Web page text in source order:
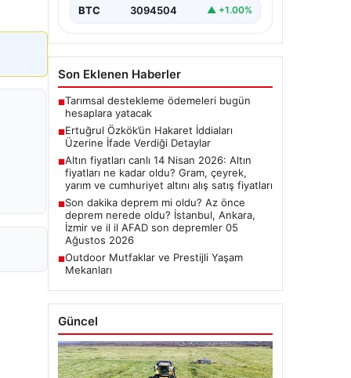
BTC 3094504 ▲ +1.00%
Son Eklenen Haberler
■Tarımsal destekleme ödemeleri bugün
hesaplara yatacak
■Ertuğrul Özkök’ün Hakaret İddiaları
Üzerine İfade Verdiği Detaylar
■Altın fiyatları canlı 14 Nisan 2026: Altın
fiyatları ne kadar oldu? Gram, çeyrek,
yarım ve cumhuriyet altını alış satış fiyatları
■Son dakika deprem mi oldu? Az önce
deprem nerede oldu? İstanbul, Ankara,
İzmir ve il il AFAD son depremler 05
Ağustos 2026
■Outdoor Mutfaklar ve Prestijli Yaşam
Mekanları
Güncel